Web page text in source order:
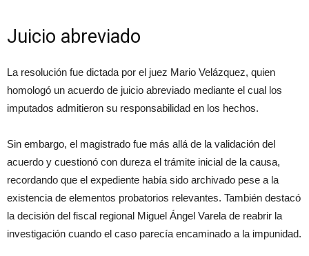
Juicio abreviado
La resolución fue dictada por el juez Mario Velázquez, quien
homologó un acuerdo de juicio abreviado mediante el cual los
imputados admitieron su responsabilidad en los hechos.
Sin embargo, el magistrado fue más allá de la validación del
acuerdo y cuestionó con dureza el trámite inicial de la causa,
recordando que el expediente había sido archivado pese a la
existencia de elementos probatorios relevantes. También destacó
la decisión del fiscal regional Miguel Ángel Varela de reabrir la
investigación cuando el caso parecía encaminado a la impunidad.